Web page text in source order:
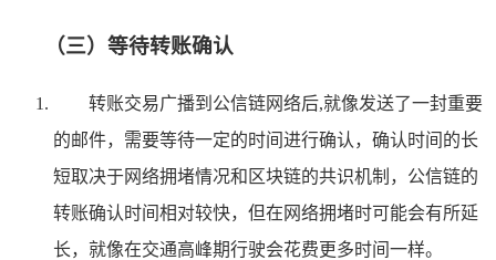
（三）等待转账确认
转账交易广播到公信链网络后,就像发送了一封重要
的邮件，需要等待一定的时间进行确认，确认时间的长
短取决于网络拥堵情况和区块链的共识机制，公信链的
转账确认时间相对较快，但在网络拥堵时可能会有所延
长，就像在交通高峰期行驶会花费更多时间一样。